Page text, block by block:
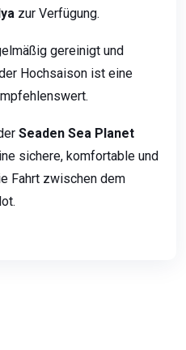
zur Verfügung.
gereinigt und
Hochsaison ist eine
Seaden Sea Planet
sichere, komfortable und
Fahrt zwischen dem